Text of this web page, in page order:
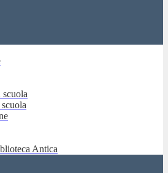
Antica